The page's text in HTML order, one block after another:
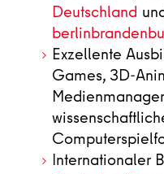
Deutschland
Exzellente
Games, 3D-
Internationaler